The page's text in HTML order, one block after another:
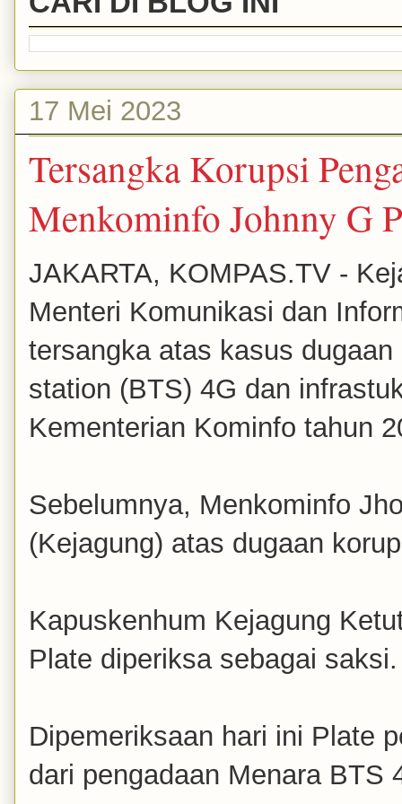
17 Mei 2023
Tersangka Korupsi
Menkominfo Johnny G
JAKARTA, KOMPAS.TV -
Menteri Komunikasi dan
tersangka atas kasus
station (BTS) 4G dan
Kementerian Kominfo tahun
Sebelumnya, Menkominfo
(Kejagung) atas dugaan
Kapuskenhum Kejagung
Plate diperiksa sebagai saksi.
Dipemeriksaan hari ini Plate
dari pengadaan Menara BTS